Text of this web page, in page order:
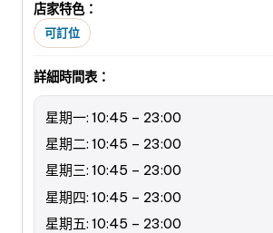
店家特色：
可訂位
詳細時間表：
星期一: 10:45 – 23:00
星期二: 10:45 – 23:00
星期三: 10:45 – 23:00
星期四: 10:45 – 23:00
星期五: 10:45 – 23:00